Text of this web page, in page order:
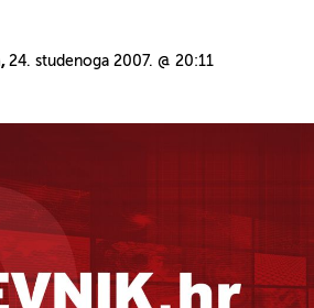
24. studenoga 2007. @ 20:11